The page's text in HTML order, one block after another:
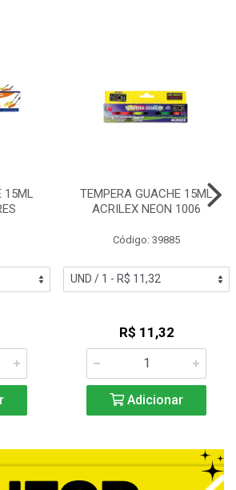
15ML
TEMPERA GUACHE 15ML
ACRILEX NEON 1006
Código: 39885
R$ 11,32
Adicionar